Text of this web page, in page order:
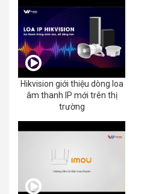
Hikvision giới thiệu dòng loa
âm thanh IP mới trên thị
trường